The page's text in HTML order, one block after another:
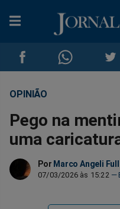
Compartilhar
no
Facebook
Compartilhar
no
Whatsapp
no
OPINIÃO
Pego na
uma
Por Marco Angeli Full
07/03/2026 às 15:22